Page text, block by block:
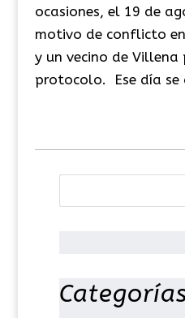
ocasiones, el 19 de
motivo de conflicto
y un vecino de
protocolo. Ese día se